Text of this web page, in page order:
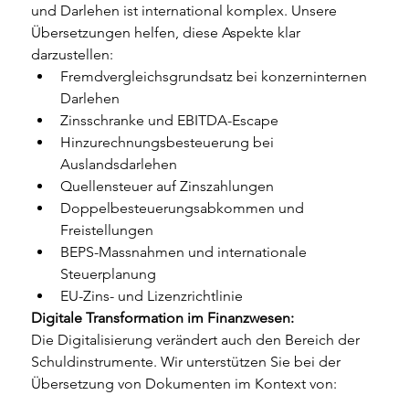
und Darlehen ist international komplex. Unsere
Übersetzungen helfen, diese Aspekte klar
darzustellen:
Fremdvergleichsgrundsatz bei konzerninternen
Darlehen
Zinsschranke und EBITDA-Escape
Hinzurechnungsbesteuerung bei
Auslandsdarlehen
Quellensteuer auf Zinszahlungen
Doppelbesteuerungsabkommen und
Freistellungen
BEPS-Massnahmen und internationale
Steuerplanung
EU-Zins- und Lizenzrichtlinie
Digitale Transformation im Finanzwesen:
Die Digitalisierung verändert auch den Bereich der
Schuldinstrumente. Wir unterstützen Sie bei der
Übersetzung von Dokumenten im Kontext von: